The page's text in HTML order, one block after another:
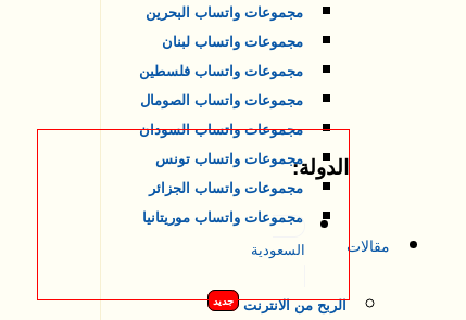
مجموعات واتساب البحرين
مجموعات واتساب لبنان
مجموعات واتساب فلسطين
مجموعات واتساب الصومال
مجموعات واتساب السودان
مجموعات واتساب تونس
مجموعات واتساب الجزائر
مجموعات واتساب موريتانيا
مقالات
الربح من الانترنت جديد
الدولة:
السعودية